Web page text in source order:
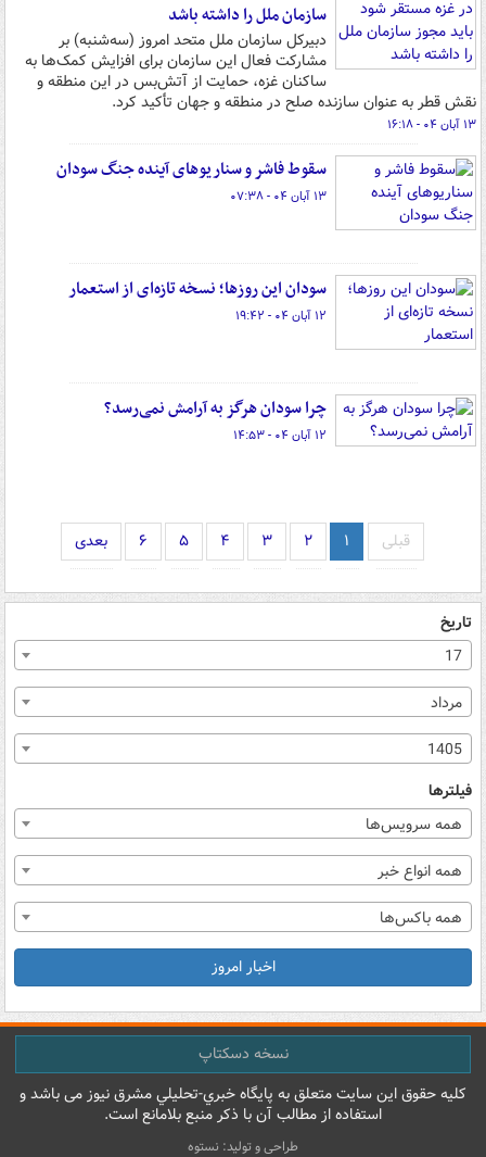
سازمان ملل را داشته باشد
دبیرکل سازمان ملل متحد امروز (سه‌شنبه) بر
مشارکت فعال این سازمان برای افزایش کمک‌ها به
ساکنان غزه، حمایت از آتش‌بس در این منطقه و
نقش قطر به عنوان سازنده صلح در منطقه و جهان تأکید کرد.
۱۳ آبان ۰۴ - ۱۶:۱۸
سقوط فاشر و سناریوهای آینده جنگ سودان ‏
۱۳ آبان ۰۴ - ۰۷:۳۸
سودان این روزها؛ نسخه تازه‌ای از استعمار
۱۲ آبان ۰۴ - ۱۹:۴۲
چرا سودان هرگز به آرامش نمی‌رسد؟
۱۲ آبان ۰۴ - ۱۴:۵۳
قبلی ۱ ۲ ۳ ۴ ۵ ۶ بعدی
تاریخ
17
مرداد
1405
فیلترها
همه سرویس‌ها
همه انواع خبر
همه باکس‌ها
اخبار امروز
نسخه دسکتاپ
کليه حقوق اين سايت متعلق به پایگاه خبري-تحليلي مشرق نيوز می باشد و
استفاده از مطالب آن با ذکر منبع بلامانع است.
طراحی و تولید: نستوه